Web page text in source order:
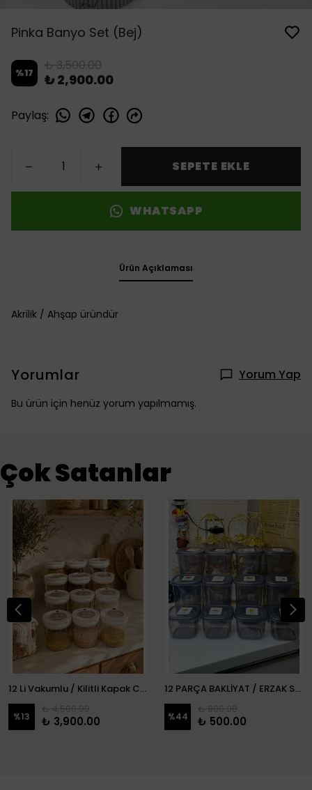
Pinka Banyo Set (Bej)
%17 ₺ 3,500.00
₺ 2,900.00
Paylaş:
SEPETE EKLE
WHATSAPP
Ürün Açıklaması
Akrilik / Ahşap üründür
Yorumlar Yorum Yap
Bu ürün için henüz yorum yapılmamış.
Çok Satanlar
12 Li Vakumlu / Kilitli Kapak Cam Erzak Kabı / Kavanoz
%13 ₺ 3,900.00
12 PARÇA BAKLİYAT / ERZAK SETİ
%44 ₺ 500.00